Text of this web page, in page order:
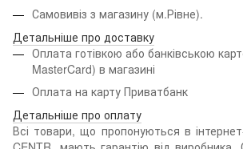
Самовивіз з магазину (м.Рівне).
Детальніше про доставку
Оплата готівкою або банківською
MasterCard) в магазині
Оплата на карту Приватбанк
Детальніше про оплату
Всі товари, що пропонуються в